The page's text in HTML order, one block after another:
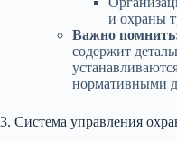
и охраны
Важно
содержит
нормативными
3. Система управления